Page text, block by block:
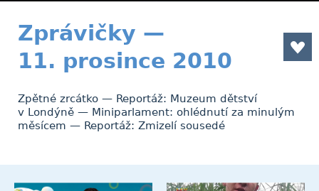
Zprávičky —
11. prosince 2010
Zpětné zrcátko — Reportáž: Muzeum dětství
v Londýně — Miniparlament: ohlédnutí za minulým
měsícem — Reportáž: Zmizelí sousedé